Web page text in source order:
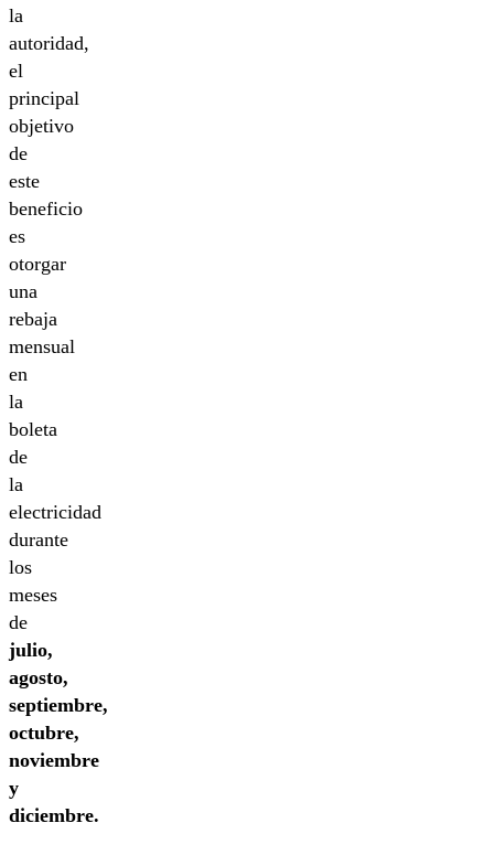
la
autoridad,
el
principal
objetivo
de
este
beneficio
es
otorgar
una
rebaja
mensual
en
la
boleta
de
la
electricidad
durante
los
meses
de
julio,
agosto,
septiembre,
octubre,
noviembre
y
diciembre.